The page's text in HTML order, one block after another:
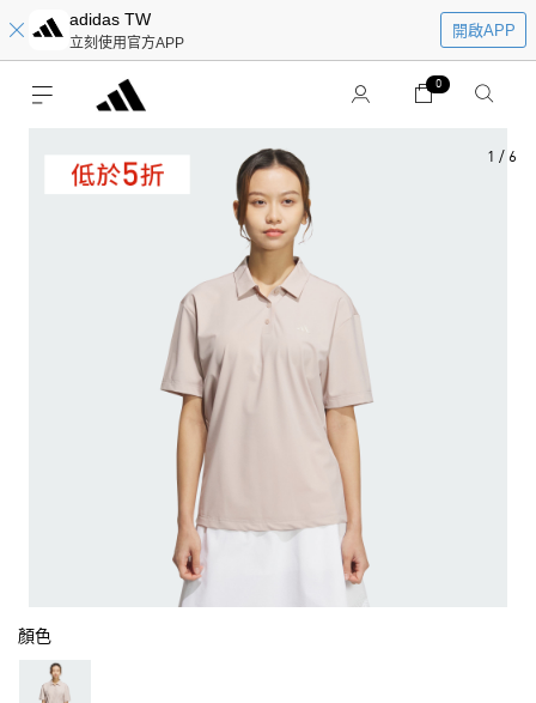
adidas TW
立刻使用官方APP
開啟APP
0
1 / 6
顏色